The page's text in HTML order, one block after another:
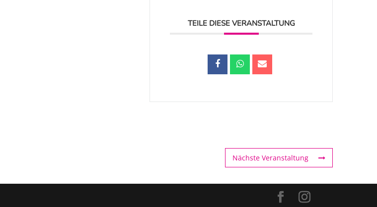
TEILE DIESE VERANSTALTUNG
Nächste Veranstaltung